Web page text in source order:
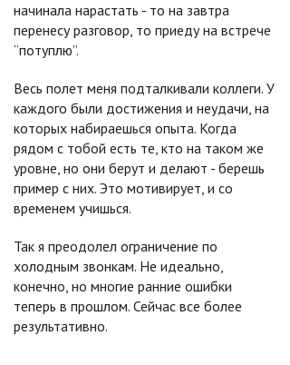
начинала нарастать - то на завтра
перенесу разговор, то приеду на встрече
“потуплю”.
Весь полет меня подталкивали коллеги. У
каждого были достижения и неудачи, на
которых набираешься опыта. Когда
рядом с тобой есть те, кто на таком же
уровне, но они берут и делают - берешь
пример с них. Это мотивирует, и со
временем учишься.
Так я преодолел ограничение по
холодным звонкам. Не идеально,
конечно, но многие ранние ошибки
теперь в прошлом. Сейчас все более
результативно.